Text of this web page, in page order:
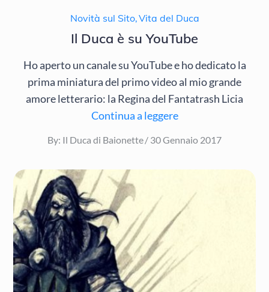
Novità sul Sito,Vita del Duca
Il Duca è su YouTube
Ho aperto un canale su YouTube e ho dedicato la
prima miniatura del primo video al mio grande
amore letterario: la Regina del Fantatrash Licia
Continua a leggere
By: Il Duca di Baionette
Posted
30 Gennaio 2017